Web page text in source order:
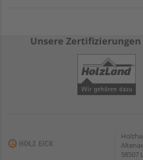
Unsere
58507